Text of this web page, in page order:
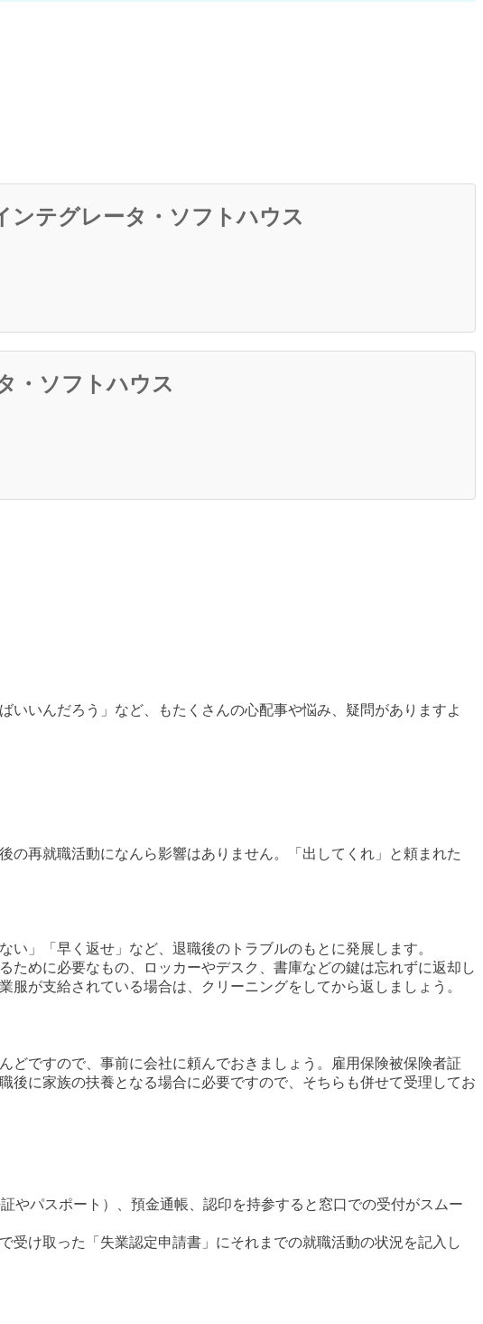
ンテグレータ・ソフトハウス
・ソフトハウス
いんだろう」など、もたくさんの心配事や悩み、疑問がありますよ
再就職活動になんら影響はありません。「出してくれ」と頼まれた
」「早く返せ」など、退職後のトラブルのもとに発展します。
めに必要なもの、ロッカーやデスク、書庫などの鍵は忘れずに返却し
が支給されている場合は、クリーニングをしてから返しましょう。
ですので、事前に会社に頼んでおきましょう。雇用保険被保険者証
後に家族の扶養となる場合に必要ですので、そちらも併せて受理してお
やパスポート）、預金通帳、認印を持参すると窓口での受付がスムー
受け取った「失業認定申請書」にそれまでの就職活動の状況を記入し